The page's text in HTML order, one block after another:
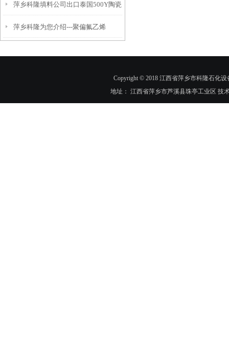
分享 陶瓷板波纹填料技术文章
萍乡科隆填料公司出口泰国500Y陶瓷
孔板波纹填料性能及技术参数
萍乡科隆为您介绍---聚偏氟乙烯
Copyright © 2018 江西省萍乡市科隆石化
地址： 江西省萍乡市芦溪县珠亭工业区 技